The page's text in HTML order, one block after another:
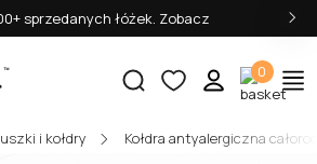
sprzedanych łóżek. Zobacz ›
0
i kołdry Kołdra antyalergiczna